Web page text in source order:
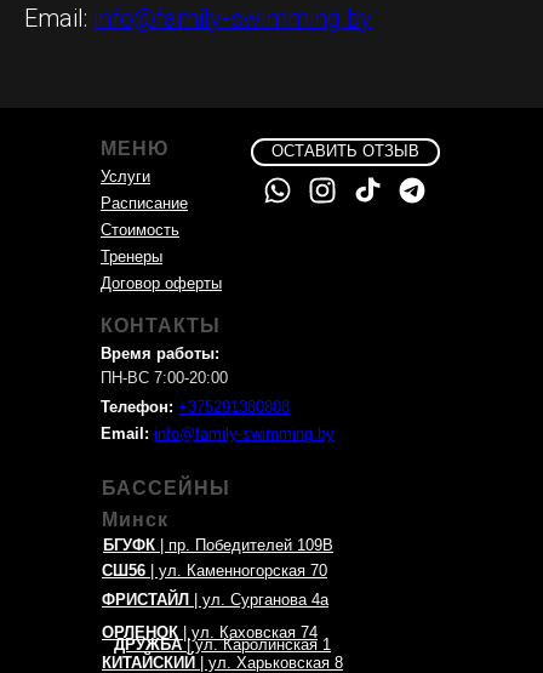
Email: info@family-swimming.by
Услуги
МЕНЮ
Договор оферты
Расписание
Стоимость
Тренеры
Минск
БАССЕЙНЫ
БГУФК | пр. Победителей 109В
ФРИСТАЙЛ | ул. Сурганова 4а
СШ56 | ул. Каменногорская 70
КИТАЙСКИЙ | ул. Харьковская 8
ОРЛЕНОК | ул. Каховская 74
ДРУЖБА| ул. Каролинская 1
ОСТАВИТЬ ОТЗЫВ
ПН-ВС 7:00-20:00
Время работы:
КОНТАКТЫ
Email: info@family-swimming.by
Телефон: +375291380808